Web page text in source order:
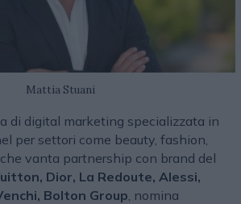
Mattia Stuani
di digital marketing specializzata in
per settori come beauty, fashion,
vanta partnership con brand del
Dior, La Redoute, Alessi,
Bolton Group , nomina